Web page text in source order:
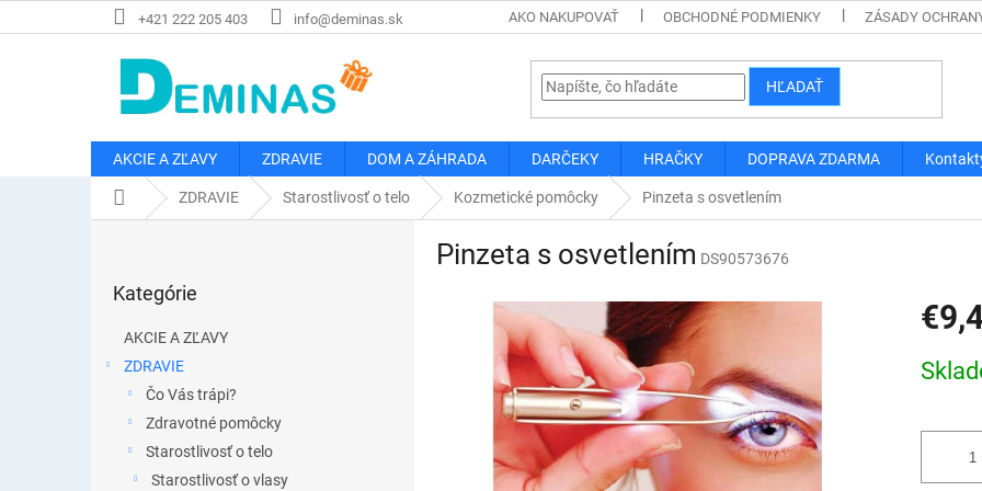
na
+421 222 205 403 info@deminas.sk AKO NAKUPOVAŤ OBCHODNÉ PODMIENKY ZÁSADY
HĽADAŤ
AKCIE A ZĽAVY ZDRAVIE DOM A ZÁHRADA DARČEKY HRAČKY DOPRAVA ZDARMA
DomovZDRAVIE Starostlivosť o telo Kozmetické pomôcky Pinzeta s osvetlením
kategórie
Kategórie
AKCIE A ZĽAVY
ZDRAVIE
Čo Vás trápi?
Zdravotné pomôcky
Starostlivosť o telo
Starostlivosť o vlasy
Pinzeta s osvetlením DS90573676
cena: